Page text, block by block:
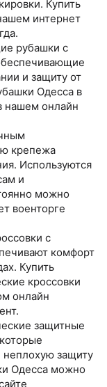
Купить
интернет
рубашки с
и защиту от
Одесса в
нашем онлайн
крепежа
Используются
и
можно
военторге
с
комфорт
Купить
кроссовки
онлайн
защитные
защиту
Одесса можно